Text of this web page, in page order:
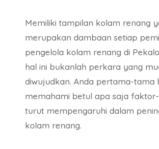
Memiliki tampilan kolam renang
merupakan dambaan setiap
pengelola kolam renang di
hal ini bukanlah perkara yang
diwujudkan. Anda pertama-tama
memahami betul apa saja
turut mempengaruhi dalam
kolam renang.